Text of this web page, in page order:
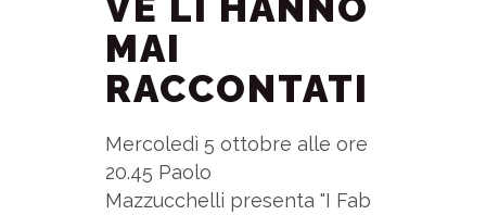
MAI
RACCONTATI
Mercoledì 5 ottobre alle ore
20.45 Paolo
Mazzucchelli presenta "I Fab